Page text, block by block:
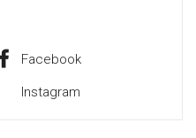
Facebook
Instagram